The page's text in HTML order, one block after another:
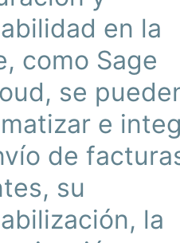
en la
como Sage
se
e
de
su
la